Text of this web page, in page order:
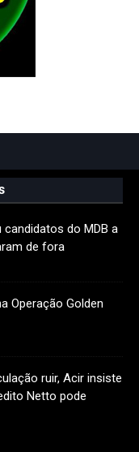
do MDB a
de fora
Operação Golden
ruir, Acir insiste
Netto pode